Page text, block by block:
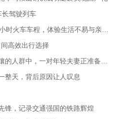
驾驶列车
时火车车程，体验生活不易与亲情
高效出行选择
的人群中，一对年轻夫妻正准备登
整天，背后原因让人叹息
锋，记录交通强国的铁路辉煌